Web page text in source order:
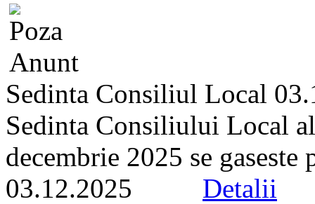
Sedinta Consiliul Local
Sedinta Consiliului Local
decembrie 2025 se
03.12.2025 Detalii